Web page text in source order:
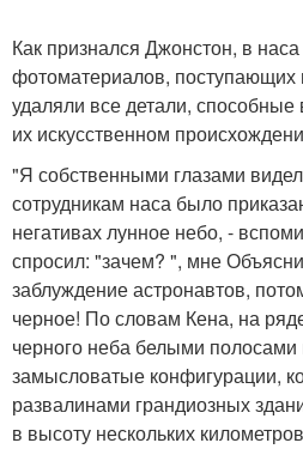
Как признался Джонстон, в
фотоматериалов, поступающих
удаляли все детали,
их искусственном
"Я собственными глазами
сотрудникам наса было
негативах лунное небо, -
спросил: "зачем? ", мне
заблуждение астронавтов,
черное! По словам Кена, на
черного неба белыми полосами
замысловатые конфигурации,
развалинами грандиозных
в высоту нескольких